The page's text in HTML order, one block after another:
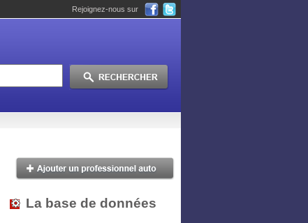
Rejoignez-nous sur
La base de données